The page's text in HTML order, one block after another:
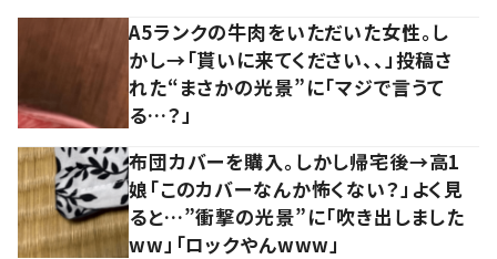
A5ランクの牛肉をいただいた女性。し
かし→「貰いに来てください、、」投稿さ
れた“まさかの光景”に「マジで言うて
る…？」
布団カバーを購入。しかし帰宅後→高1
娘「このカバーなんか怖くない？」よく見
ると…”衝撃の光景”に「吹き出しました
ww」「ロックやんwww」